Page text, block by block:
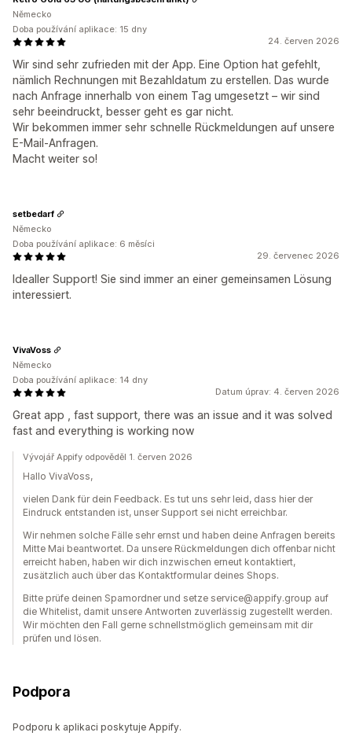
24. červen 2026
Wir sind sehr zufrieden mit der App. Eine Option hat gefehlt,
nämlich Rechnungen mit Bezahldatum zu erstellen. Das wurde
nach Anfrage innerhalb von einem Tag umgesetzt – wir sind
sehr beeindruckt, besser geht es gar nicht.
Wir bekommen immer sehr schnelle Rückmeldungen auf unsere
E-Mail-Anfragen.
Macht weiter so!
Německo
Doba používání aplikace: 15 dny
29. červenec 2026
Idealler Support! Sie sind immer an einer gemeinsamen Lösung
interessiert.
setbedarf
Německo
Doba používání aplikace: 6 měsíci
Datum úprav: 4. červen 2026
Great app , fast support, there was an issue and it was solved
fast and everything is working now
VivaVoss
Německo
Doba používání aplikace: 14 dny
Vývojář Appify odpověděl 1. červen 2026
Hallo VivaVoss,
vielen Dank für dein Feedback. Es tut uns sehr leid, dass hier der
Eindruck entstanden ist, unser Support sei nicht erreichbar.
Wir nehmen solche Fälle sehr ernst und haben deine Anfragen bereits
Mitte Mai beantwortet. Da unsere Rückmeldungen dich offenbar nicht
erreicht haben, haben wir dich inzwischen erneut kontaktiert,
zusätzlich auch über das Kontaktformular deines Shops.
Bitte prüfe deinen Spamordner und setze service@appify.group auf
die Whitelist, damit unsere Antworten zuverlässig zugestellt werden.
Wir möchten den Fall gerne schnellstmöglich gemeinsam mit dir
prüfen und lösen.
Podpora
Podporu k aplikaci poskytuje Appify.